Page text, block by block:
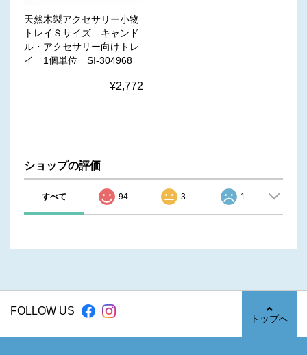
天然木製アクセサリー小物
トレイＳサイズ キャンド
ル・アクセサリー向けトレ
イ 1個単位 SI-304968
¥2,772
ショップの評価
すべて 94 3 1
FOLLOW US
トップへ